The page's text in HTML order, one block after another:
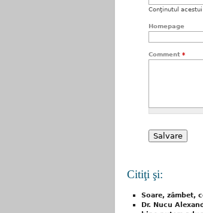
Conţinutul
Homepage
Comment *
Citiţi şi:
Soare, zâmbet,
Dr. Nucu